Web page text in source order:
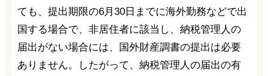
ても、提出期限の6月30日までに海外勤務などで出
国する場合で、非居住者に該当し、納税管理人の
届出がない場合には、国外財産調書の提出は必要
ありません。したがって、納税管理人の届出の有